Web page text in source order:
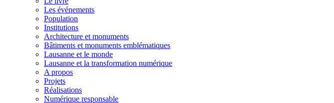
Les événements
Population
Institutions
Architecture et monuments
Bâtiments et monuments emblématiques
Lausanne et le monde
Lausanne et la transformation numérique
A propos
Projets
Réalisations
Numérique responsable